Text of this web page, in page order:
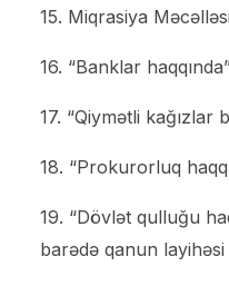
15. Miqrasiya
16. “Banklar
17. “Qiymətli
18. “Prokurorluq
19. “Dövlət qulluğu
barədə qanun